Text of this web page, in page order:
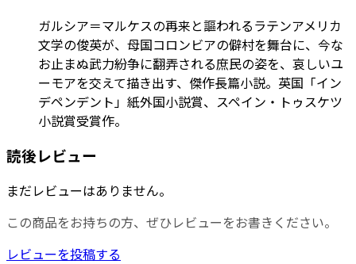
ガルシア＝マルケスの再来と謳われるラテンアメリカ
文学の俊英が、母国コロンビアの僻村を舞台に、今な
お止まぬ武力紛争に翻弄される庶民の姿を、哀しいユ
ーモアを交えて描き出す、傑作長篇小説。英国「イン
デペンデント」紙外国小説賞、スペイン・トゥスケツ
小説賞受賞作。
読後レビュー
まだレビューはありません。
この商品をお持ちの方、ぜひレビューをお書きください。
レビューを投稿する